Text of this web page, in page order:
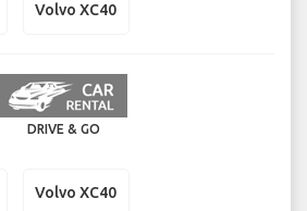
Volvo XC40
DRIVE & GO
Volvo XC40